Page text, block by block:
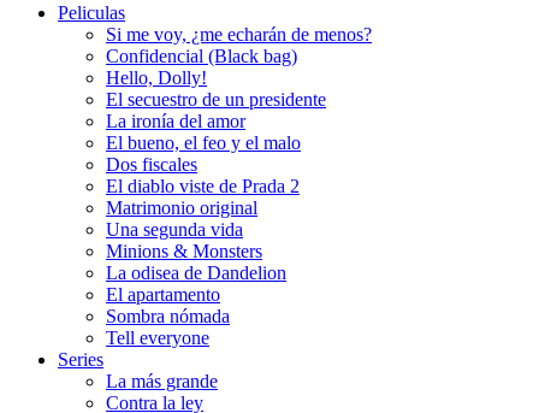
Peliculas
Si me voy, ¿me echarán de menos?
Confidencial (Black bag)
Hello, Dolly!
El secuestro de un presidente
La ironía del amor
El bueno, el feo y el malo
Dos fiscales
El diablo viste de Prada 2
Matrimonio original
Una segunda vida
Minions & Monsters
La odisea de Dandelion
El apartamento
Sombra nómada
Tell everyone
Series
La más grande
Contra la ley